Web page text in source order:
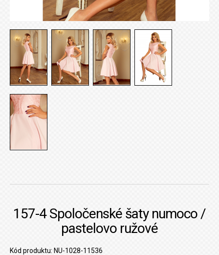
157-4 Spoločenské šaty numoco /
pastelovo ružové
Kód produktu: NU-1028-11536